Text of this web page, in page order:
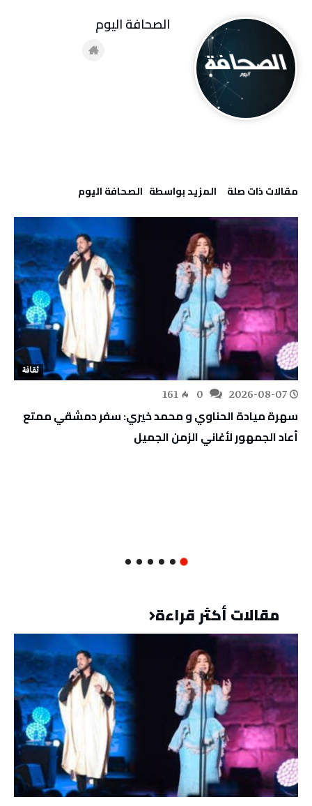
‫مقالات ذات صلة‬ ‫‫المزيد بواسطة‬ ‬ ‭ ‬الصحافة‭ ‬اليوم
ثقافة
2026-08-07
161
سهرة ميادة الحناوي و محمد خيري: سفر دمشقي ممتع
أعاد الجمهور لأغاني الزمن الجميل
مقالات أكثر قراءة